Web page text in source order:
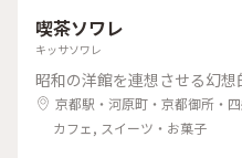
めぞの #梅園
れます😊 店内の配置を変
人席になり 通い始めて
した😊 中庭がいい感じ
ちょっと甘い物が食べた
うお店です😊 #京都カフェ #パフェ活2024 #みたらし団子 #秋
の彩り #クラシカルな街 #
喫茶ソワレ
キッサソワレ
昭和の洋館を連想させる幻想
京都駅・河原町・京都御所・
カフェ, スイーツ・お菓子